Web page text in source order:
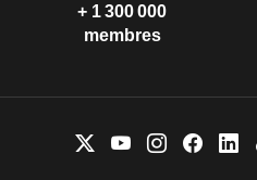
+ 1 300 000
membres